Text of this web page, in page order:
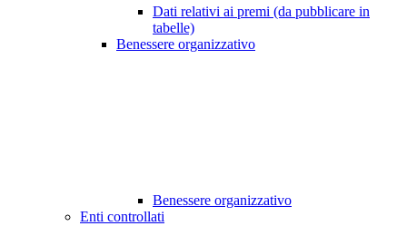
Dati relativi ai premi (da pubblicare in
tabelle)
Benessere organizzativo
Benessere organizzativo
Enti controllati